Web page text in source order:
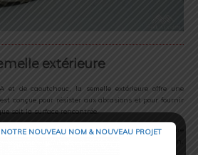
extérieure
et de caoutchouc, la semelle extérieure offre une
conçue pour résister aux abrasions et pour fournir
soit la surface rencontrée.
se dit tout ici j’aurai apprécié une meilleure
NOUVEAU NOM & NOUVEAU PROJET